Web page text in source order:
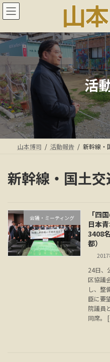
コ
ン
ン
ツ
へ
ス
キ
ッ
プ
ナ
ビ
ー
シ
ョ
ン
に
移
動
活
山本博司 活動報告 新幹線・
新幹線・国土交
会議・ミーティング
「四
日本
3408
都）
24日
区協議
し、整
臣に要
院議員
同席。